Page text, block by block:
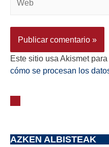
Este sitio usa Akismet
cómo se procesan los
AZKEN ALBISTEAK